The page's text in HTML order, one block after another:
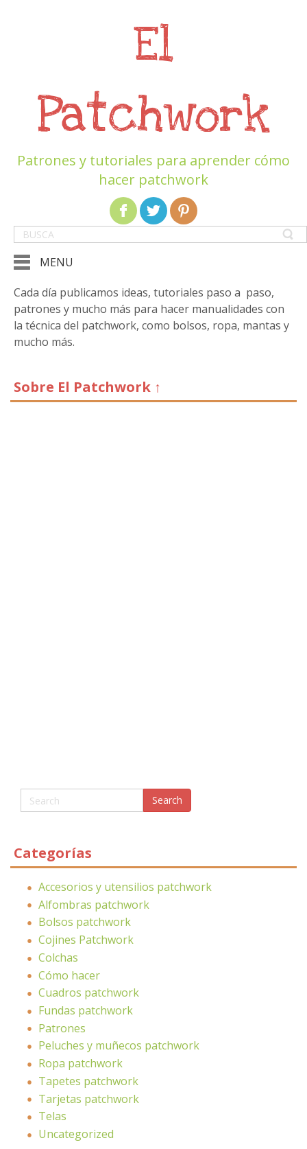
El
Patchwork
Patrones y tutoriales para aprender cómo
hacer patchwork
MENU
Cada día publicamos ideas, tutoriales paso a paso,
patrones y mucho más para hacer manualidades con
la técnica del patchwork, como bolsos, ropa, mantas y
mucho más.
Sobre El Patchwork ↑
Categorías
Accesorios y utensilios patchwork
Alfombras patchwork
Bolsos patchwork
Cojines Patchwork
Colchas
Cómo hacer
Cuadros patchwork
Fundas patchwork
Patrones
Peluches y muñecos patchwork
Ropa patchwork
Tapetes patchwork
Tarjetas patchwork
Telas
Uncategorized